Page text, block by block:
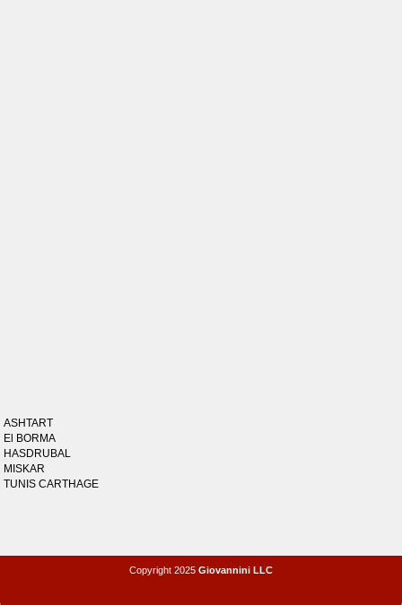
ASHTART
El BORMA
HASDRUBAL
MISKAR
TUNIS CARTHAGE
Copyright 2025 Giovannini LLC